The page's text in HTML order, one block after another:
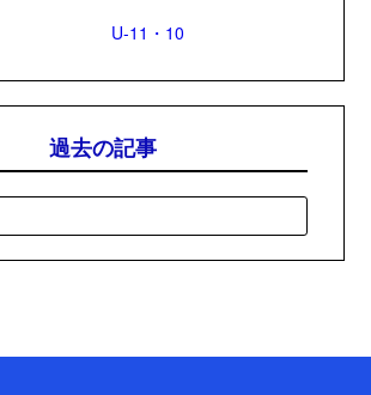
U-11・10
過去の記事